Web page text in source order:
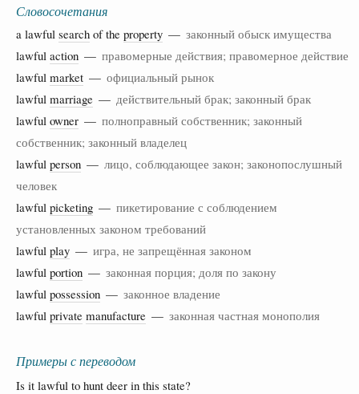
Словосочетания
a lawful search of the property — законный обыск имущества
lawful action — правомерные действия; правомерное действие
lawful market — официальный рынок
lawful marriage — действительный брак; законный брак
lawful owner — полноправный собственник; законный
собственник; законный владелец
lawful person — лицо, соблюдающее закон; законопослушный
человек
lawful picketing — пикетирование с соблюдением
установленных законом требований
lawful play — игра, не запрещённая законом
lawful portion — законная порция; доля по закону
lawful possession — законное владение
lawful private manufacture — законная частная монополия
Примеры с переводом
Is it lawful to hunt deer in this state?